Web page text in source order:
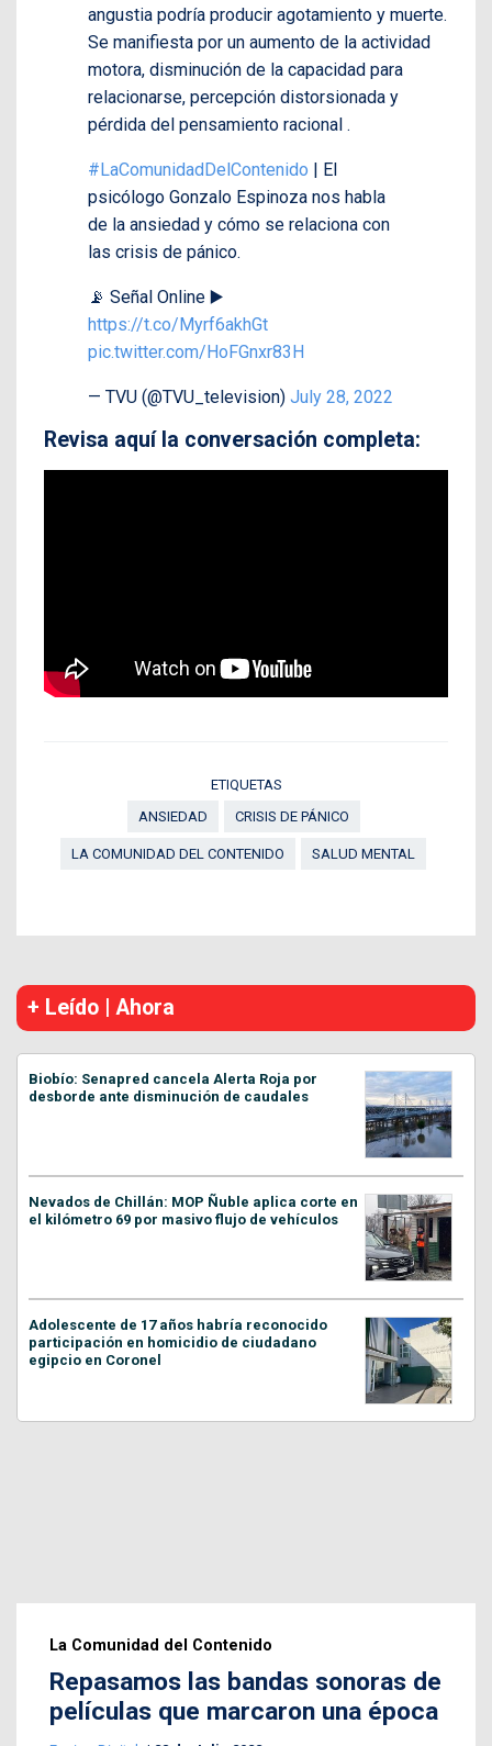
angustia podría producir agotamiento y muerte.
Se manifiesta por un aumento de la actividad
motora, disminución de la capacidad para
relacionarse, percepción distorsionada y
pérdida del pensamiento racional .
#LaComunidadDelContenido | El
psicólogo Gonzalo Espinoza nos habla
de la ansiedad y cómo se relaciona con
las crisis de pánico.
📡 Señal Online ▶️
https://t.co/Myrf6akhGt
pic.twitter.com/HoFGnxr83H
— TVU (@TVU_television) July 28, 2022
Revisa aquí la conversación completa:
ETIQUETAS
ANSIEDAD
CRISIS DE PÁNICO
LA COMUNIDAD DEL CONTENIDO SALUD MENTAL
+ Leído | Ahora
Biobío: Senapred cancela Alerta Roja por
desborde ante disminución de caudales
Nevados de Chillán: MOP Ñuble aplica corte en
el kilómetro 69 por masivo flujo de vehículos
Adolescente de 17 años habría reconocido
participación en homicidio de ciudadano
egipcio en Coronel
La Comunidad del Contenido
Repasamos las bandas sonoras de
películas que marcaron una época